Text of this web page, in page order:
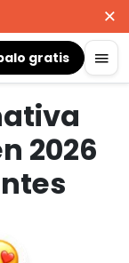
gratis
2026